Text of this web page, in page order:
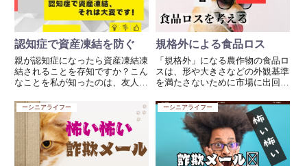
認知症で資産凍結を防ぐ
親が認知症になったら資産凍結凍
結されることを存知ですか？こん
なことを私が知ったのは、友人の
す。驚きました、本当に！私の親
もありがたいことに97歳でまだ
まだ元気です。でも友人から聞い
たら心配になるものです。認知
規格外による食品ロス
「規格外」になる農作物の食品ロ
スは、形や大きさなどの外観基準
を満たさないために市場に出回ら
ね。この問題を解決するために
は、いくつかの方法が考えられま
す。1. 加工食品の原料として活
用規格外の農作物は、見た目に
ーシニアライフー ーシニアライフー